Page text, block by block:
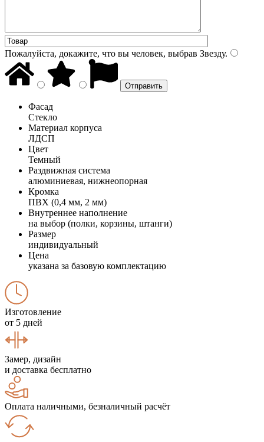
Пожалуйста, докажите, что вы человек, выбрав Звезду.
Фасад
Стекло
Материал корпуса
ЛДСП
Цвет
Темный
Раздвижная система
алюминиевая, нижнеопорная
Кромка
ПВХ (0,4 мм, 2 мм)
Внутреннее наполнение
на выбор (полки, корзины, штанги)
Размер
индивидуальный
Цена
указана за базовую комплектацию
Изготовление
от 5 дней
Замер, дизайн
и доставка бесплатно
Оплата наличными, безналичный расчёт